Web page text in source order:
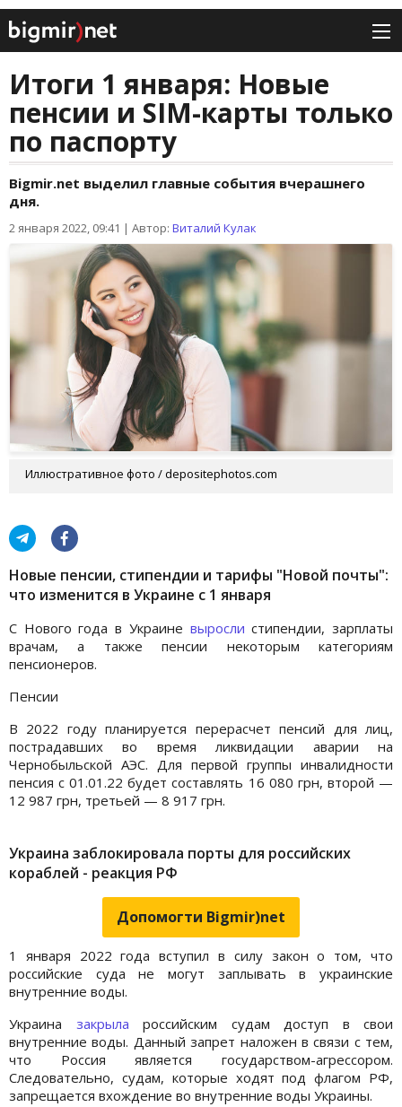
Итоги 1 января: Новые
пенсии и SIM-карты только
по паспорту
Bigmir.net выделил главные события вчерашнего
дня.
2 января 2022, 09:41 | Автор: Виталий Кулак
Иллюстративное фото / depositephotos.com
Новые пенсии, стипендии и тарифы "Новой почты":
что изменится в Украине с 1 января
С Нового года в Украине выросли стипендии, зарплаты
врачам, а также пенсии некоторым категориям
пенсионеров.
Пенсии
В 2022 году планируется перерасчет пенсий для лиц,
пострадавших во время ликвидации аварии на
Чернобыльской АЭС. Для первой группы инвалидности
пенсия с 01.01.22 будет составлять 16 080 грн, второй —
12 987 грн, третьей — 8 917 грн.
Украина заблокировала порты для российских
кораблей - реакция РФ
Допомогти Bigmir)net
1 января 2022 года вступил в силу закон о том, что
российские суда не могут заплывать в украинские
внутренние воды.
Украина закрыла российским судам доступ в свои
внутренние воды. Данный запрет наложен в связи с тем,
что Россия является государством-агрессором.
Следовательно, судам, которые ходят под флагом РФ,
запрещается вхождение во внутренние воды Украины.